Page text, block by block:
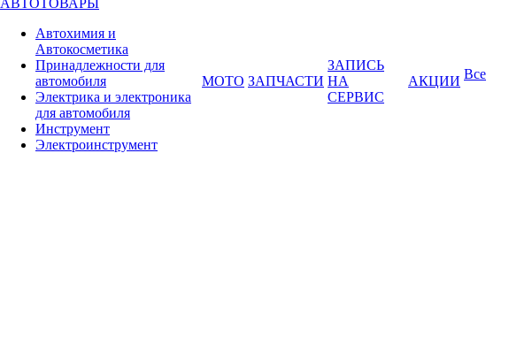
Автохимия и
Автокосметика
Принадлежности для
автомобиля
Электрика и электроника
для автомобиля
Инструмент
Электроинструмент
МОТО ЗАПЧАСТИ
ЗАПИСЬ
НА
СЕРВИС
АКЦИИ Все